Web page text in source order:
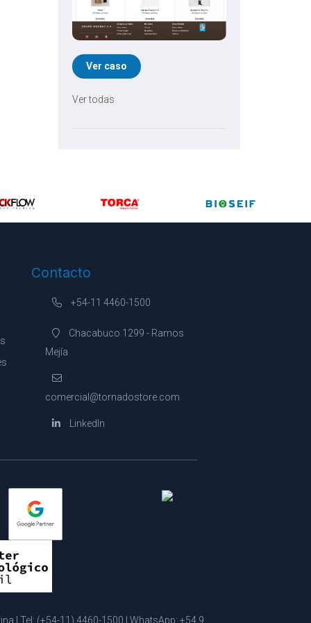
Ver caso
Ver todas
Contacto
+54-11 4460-1500
Chacabuco 1299 - Ramos
Mejía
comercial@tornadostore.com
LinkedIn
| Tel: (+54-11) 4460-1500 | WhatsApp: +54 9